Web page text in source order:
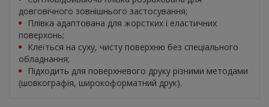
довговічного зовнішнього застосування;
Плівка адаптована для жорстких і еластичних
поверхонь;
Клеїться на суху, чисту поверхню без спеціального
обладнання;
Підходить для поверхневого друку різними методами
(шовкографія, широкоформатний друк).